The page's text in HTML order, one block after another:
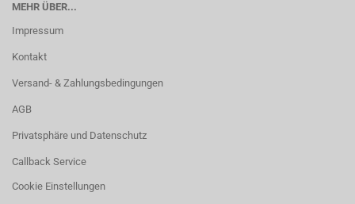
MEHR ÜBER...
Impressum
Kontakt
Versand- & Zahlungsbedingungen
AGB
Privatsphäre und Datenschutz
Callback Service
Cookie Einstellungen